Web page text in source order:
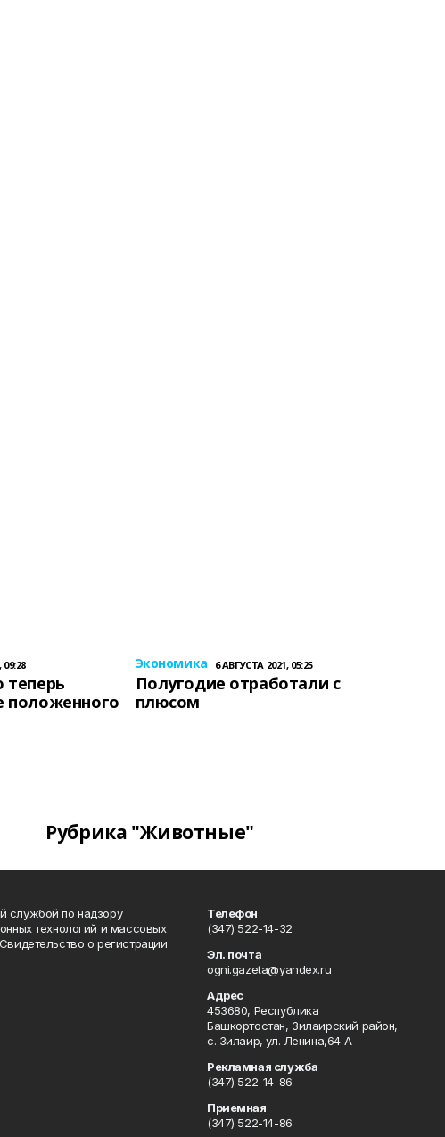
положенного
Экономика 6 АВГУСТА 2021, 05:25
Полугодие отработали с
плюсом
Рубрика "Животные"
службой по надзору
технологий и массовых
о регистрации
Телефон
(347) 522-14-32
Эл. почта
ogni.gazeta@yandex.ru
Адрес
453680, Республика
Башкортостан, Зилаирский район,
с. Зилаир, ул. Ленина,64 А
Рекламная служба
(347) 522-14-86
Приемная
(347) 522-14-86